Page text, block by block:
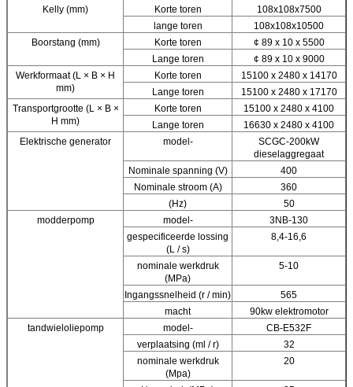
Kelly (mm)
Korte toren
108x108x7500
lange toren
108x108x10500
Boorstang (mm)
Korte toren
¢ 89 x 10 x 5500
Lange toren
¢ 89 x 10 x 9000
Werkformaat (L × B × H
mm)
Korte toren
15100 x 2480 x 14170
Lange toren
15100 x 2480 x 17170
Transportgrootte (L × B ×
H mm)
Korte toren
15100 x 2480 x 4100
Lange toren
16630 x 2480 x 4100
Elektrische generator
model-
SCGC-200kW
dieselaggregaat
Nominale spanning (V)
400
Nominale stroom (A)
360
(Hz)
50
modderpomp
model-
3NB-130
gespecificeerde lossing
(L / s)
8,4-16,6
nominale werkdruk
(MPa)
5-10
Ingangssnelheid (r / min)
565
macht
90kw elektromotor
tandwieloliepomp
model-
CB-E532F
verplaatsing (ml / r)
32
nominale werkdruk
(Mpa)
20